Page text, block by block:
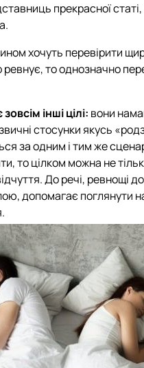
прекрасної статі,
хочуть перевірити
ревнує, то однозначно
інші цілі: вони
стосунки якусь
за одним і тим же
то цілком можна не
До речі,
допомагає поглянути